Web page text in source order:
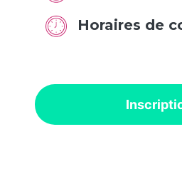
Horaires de